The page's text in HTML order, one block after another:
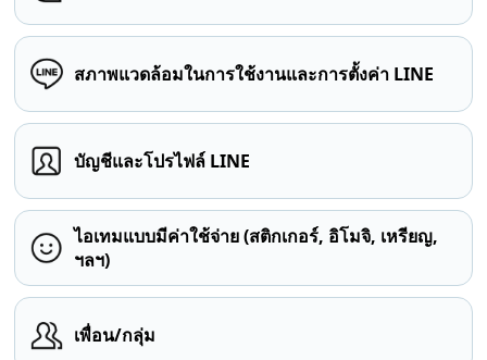
สภาพแวดล้อมในการใช้งานและการตั้งค่า LINE
บัญชีและโปรไฟล์ LINE
ไอเทมแบบมีค่าใช้จ่าย (สติกเกอร์, อิโมจิ, เหรียญ,
ฯลฯ)
เพื่อน/กลุ่ม